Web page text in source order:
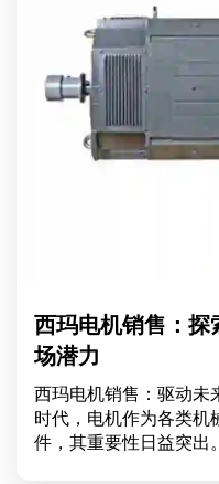
西玛电机销售：
场潜力
西玛电机销售：驱动未
时代，电机作为各类机
件，其重要性日益突出